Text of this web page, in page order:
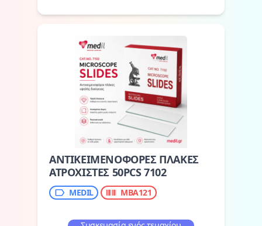
ΑΝΤΙΚΕΙΜΕΝΟΦΟΡΕΣ ΠΛΑΚΕΣ
ΑΤΡΟΧΙΣΤΕΣ 50PCS 7102
MEDIL MBA121